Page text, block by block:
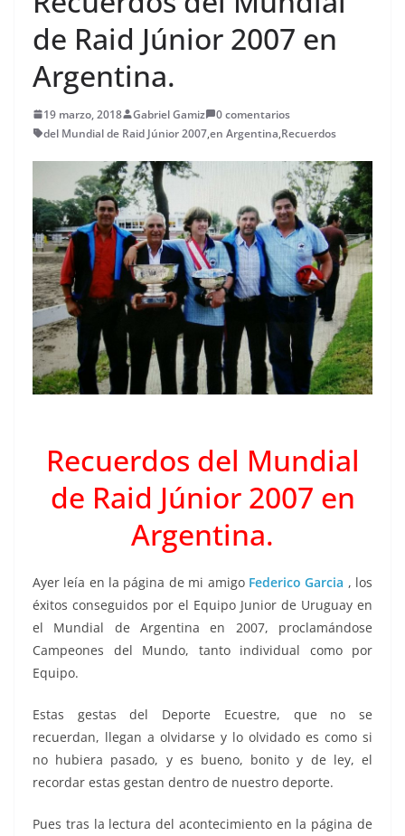
de Raid Júnior 2007 en
Argentina.
19 marzo, 2018 Gabriel Gamiz
0 comentarios
del Mundial de Raid Júnior 2007,en Argentina,Recuerdos
Recuerdos del Mundial
de Raid Júnior 2007 en
Argentina.
Ayer leía en la página de mi amigo Federico Garcia , los
éxitos conseguidos por el Equipo Junior de Uruguay en
el Mundial de Argentina en 2007, proclamándose
Campeones del Mundo, tanto individual como por
Equipo.
Estas gestas del Deporte Ecuestre, que no se
recuerdan, llegan a olvidarse y lo olvidado es como si
no hubiera pasado, y es bueno, bonito y de ley, el
recordar estas gestan dentro de nuestro deporte.
Pues tras la lectura del acontecimiento en la página de